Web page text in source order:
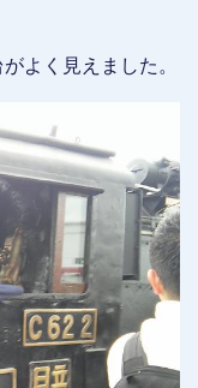
よく見えました。